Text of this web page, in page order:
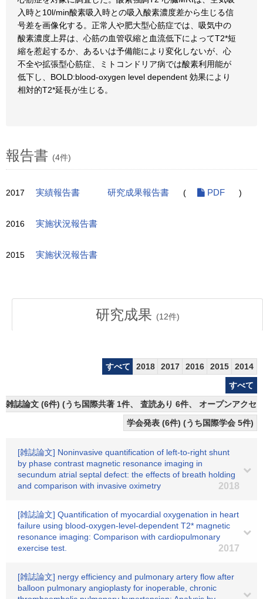
入時と10l/min酸素吸入時との吸入酸素濃度差から生じる信
号差を画像化する。正常人や肥大型心筋症では、吸気中の
酸素濃度上昇は、心筋の血管収縮と血流低下によってT2*短
縮を惹起するか、あるいは予備能により変化しないが、心
不全や拡張型心筋症、ミトコンドリア病では酸素利用能が
低下し、BOLD:blood-oxygen level dependent 効果により
相対的T2*延長が生じる。
報告書 (4件)
2017 実績報告書 研究成果報告書 ( PDF )
2016 実施状況報告書
2015 実施状況報告書
研究成果 (12件)
すべて 2018 2017 2016 2015
2014
すべて
雑誌論文 (6件) (うち国際共著 1件、 査読あり 6件、 オープンアクセ
学会発表 (6件) (うち国際学会 5件)
[雑誌論文] Noninvasive quantification of left-to-right shunt
by phase contrast magnetic resonance imaging in
secundum atrial septal defect: the effects of breath holding
and comparison with invasive oximetry
2018
[雑誌論文] Quantification of myocardial oxygenation in heart
failure using blood-oxygen-level-dependent T2* magnetic
resonance imaging: Comparison with cardiopulmonary
exercise test.
2017
[雑誌論文] nergy efficiency and pulmonary artery flow after
balloon pulmonary angioplasty for inoperable, chronic